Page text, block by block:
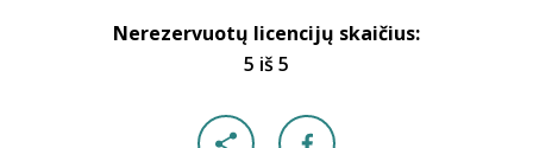
Nerezervuotų licencijų skaičius:
5 iš 5